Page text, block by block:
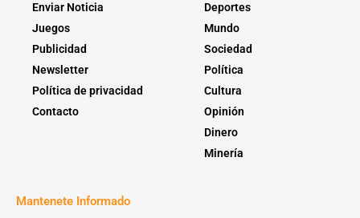
Enviar Noticia
Juegos
Publicidad
Newsletter
Política de privacidad
Contacto
Deportes
Mundo
Sociedad
Política
Cultura
Opinión
Dinero
Minería
Mantenete Informado